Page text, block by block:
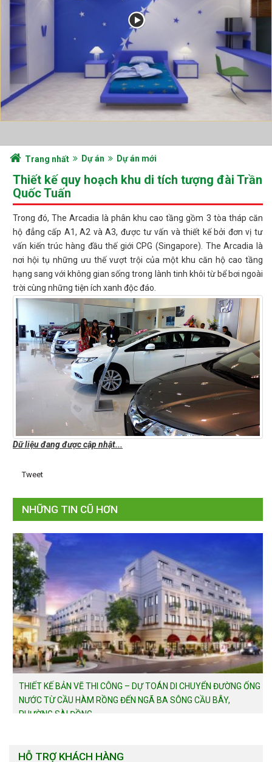
Trang nhất Dự án Dự án mới
Thiết kế quy hoạch khu di tích tượng đài Trần
Quốc Tuấn
Trong đó, The Arcadia là phân khu cao tầng gồm 3 tòa tháp căn
hộ đẳng cấp A1, A2 và A3, được tư vấn và thiết kế bởi đơn vị tư
vấn kiến trúc hàng đầu thế giới CPG (Singapore). The Arcadia là
nơi hội tụ những ưu thế vượt trội của một khu căn hộ cao tầng
hạng sang với không gian sống trong lành tinh khôi từ bể bơi ngoài
trời cùng những tiện ích xanh độc đáo.
Dữ liệu đang được cập nhật...
Tweet
NHỮNG TIN CŨ HƠN
THIẾT KẾ BẢN VẼ THI CÔNG – DỰ TOÁN DI CHUYỂN ĐƯỜNG ỐNG
NƯỚC TỪ CẦU HÀM RỒNG ĐẾN NGÃ BA SÔNG CẦU BÂY,
PHƯỜNG SÀI ĐỒNG
HỖ TRỢ KHÁCH HÀNG